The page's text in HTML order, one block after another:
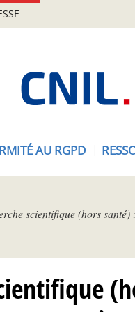
AU RGPD
scientifique (hors